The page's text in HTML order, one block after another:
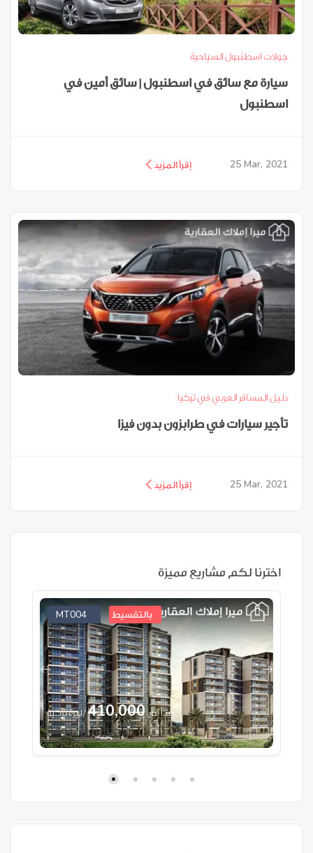
جولات اسطنبول السياحية
سيارة مع سائق في اسطنبول | سائق أمين في
اسطنبول
25 Mar, 2021 إقرأ المزيد
دليل المسافر العربي في تركيا
تأجير سيارات في طرابزون بدون فيزا
25 Mar, 2021 إقرأ المزيد
اخترنا لكم مشاريع مميزة
MT004 بالتقسيط
يبدأ من410,000/ ليرة تركية
طرابزون ، يومرا